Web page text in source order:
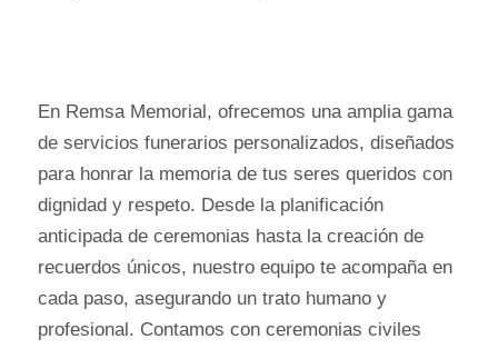
En Remsa Memorial, ofrecemos una amplia gama
de servicios funerarios personalizados, diseñados
para honrar la memoria de tus seres queridos con
dignidad y respeto. Desde la planificación
anticipada de ceremonias hasta la creación de
recuerdos únicos, nuestro equipo te acompaña en
cada paso, asegurando un trato humano y
profesional. Contamos con ceremonias civiles